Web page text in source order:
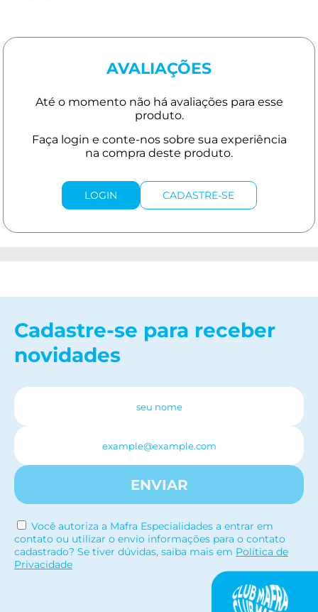
AVALIAÇÕES
LOGIN CADASTRE-SE
Cadastre-se para receber
novidades
ENVIAR
Você autoriza a Mafra Especialidades a entrar em
contato ou utilizar o envio informações para o contato
cadastrado? Se tiver dúvidas, saiba mais em Política de
Privacidade